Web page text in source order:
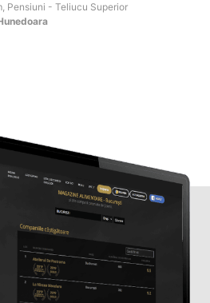
Pensiuni - Teliucu Superior